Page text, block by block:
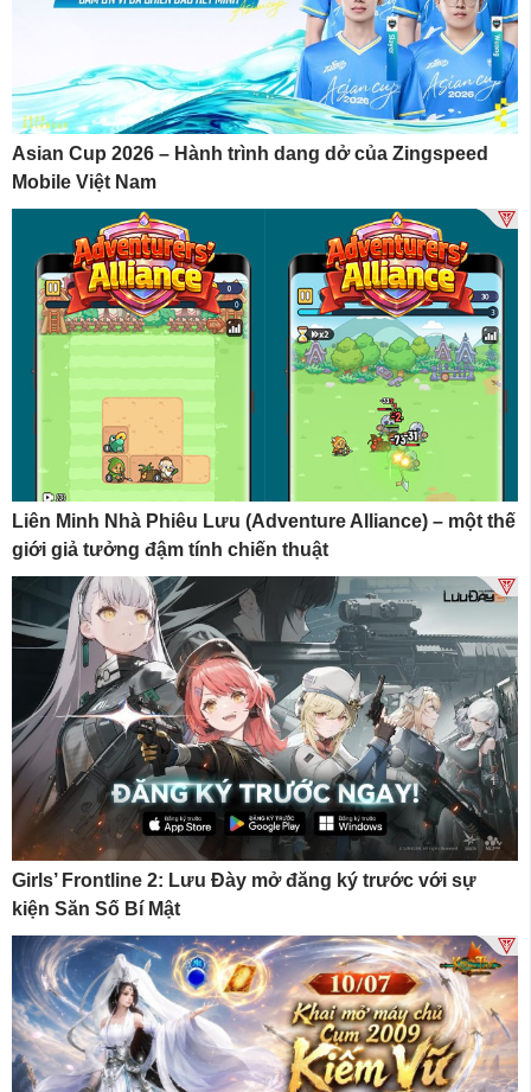
Asian Cup 2026 – Hành trình dang dở của Zingspeed
Mobile Việt Nam
Liên Minh Nhà Phiêu Lưu (Adventure Alliance) – một thế
giới giả tưởng đậm tính chiến thuật
Girls’ Frontline 2: Lưu Đày mở đăng ký trước với sự
kiện Săn Số Bí Mật